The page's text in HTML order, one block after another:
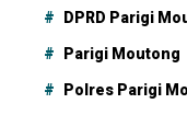
DPRD Parigi
Parigi Moutong
Polres Parigi